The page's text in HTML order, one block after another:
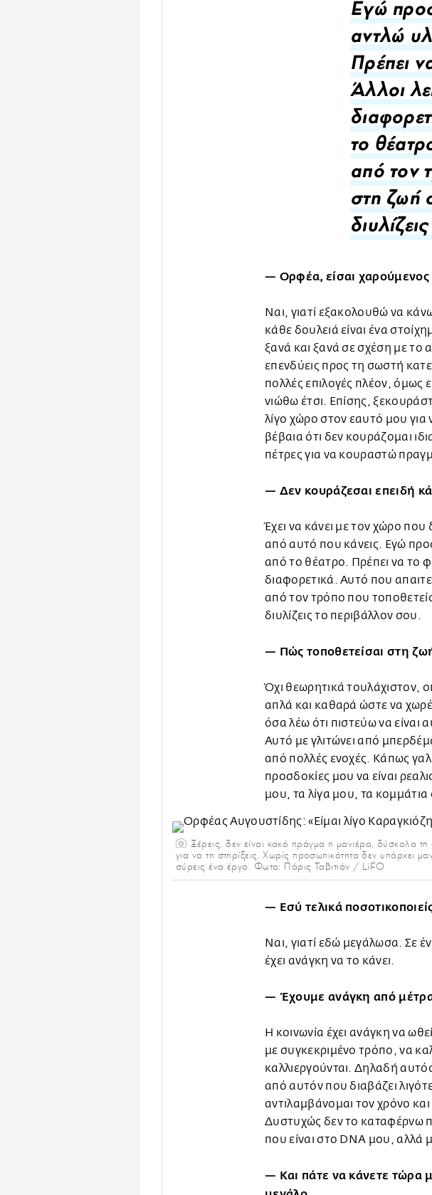
Εγώ
αντλώ
Πρέπει
Άλλοι
το
από τον
στη ζωή
— Ορφέα, είσαι χαρούμενος
Ναι, γιατί εξακολουθώ να
κάθε δουλειά είναι ένα
ξανά και ξανά σε σχέση με το
επενδύεις προς τη σωστή
πολλές επιλογές πλέον, όμως
νιώθω έτσι. Επίσης,
λίγο χώρο στον εαυτό μου για
βέβαια ότι δεν κουράζομαι
πέτρες για να κουραστώ
— Δεν κουράζεσαι επειδή
Έχει να κάνει με τον χώρο που
από αυτό που κάνεις. Εγώ
από το θέατρο. Πρέπει να το
διαφορετικά. Αυτό που
από τον τρόπο που
διυλίζεις το περιβάλλον σου.
— Πώς τοποθετείσαι στη
Όχι θεωρητικά τουλάχιστον,
απλά και καθαρά ώστε να
όσα λέω ότι πιστεύω να είναι
Αυτό με γλιτώνει από
από πολλές ενοχές. Κάπως
προσδοκίες μου να είναι
μου, τα λίγα μου, τα κομμάτια
Ξέρεις, δεν είναι κακό πράγμα η μανιέρα, δύσκολα τη
για να τη στηρίξεις. Χωρίς προσωπικότητα δεν υπάρχει
σύρεις ένα έργο. Φωτο: Πάρις Ταβιτιάν / LiFO
— Εσύ τελικά
Ναι, γιατί εδώ μεγάλωσα. Σε
έχει ανάγκη να το κάνει.
— Έχουμε ανάγκη από
Η κοινωνία έχει ανάγκη να
με συγκεκριμένο τρόπο, να
καλλιεργούνται. Δηλαδή
από αυτόν που διαβάζει
αντιλαμβάνομαι τον χρόνο
Δυστυχώς δεν το καταφέρνω
που είναι στο DNA μου, αλλά
— Και πάτε να κάνετε τώρα